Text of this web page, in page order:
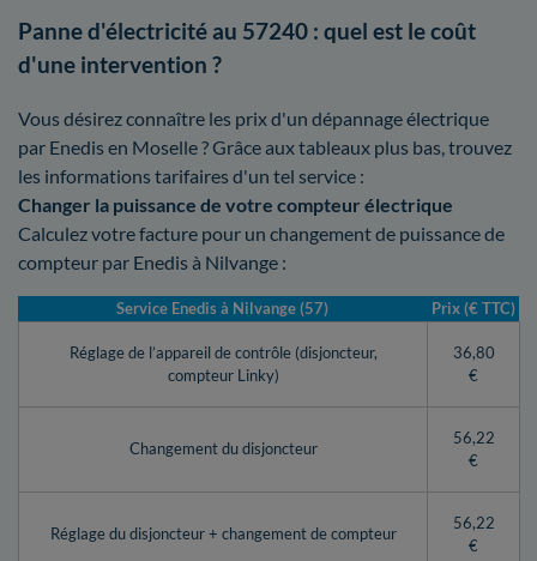
Panne d'électricité au 57240 : quel est le coût
d'une intervention ?
Vous désirez connaître les prix d'un dépannage électrique
par Enedis en Moselle ? Grâce aux tableaux plus bas, trouvez
les informations tarifaires d'un tel service :
Changer la puissance de votre compteur électrique
Calculez votre facture pour un changement de puissance de
compteur par Enedis à Nilvange :
Service Enedis à Nilvange (57) Prix (€ TTC)
Réglage de l’appareil de contrôle (disjoncteur,
compteur Linky)
36,80
€
Changement du disjoncteur
56,22
€
Réglage du disjoncteur + changement de compteur
56,22
€